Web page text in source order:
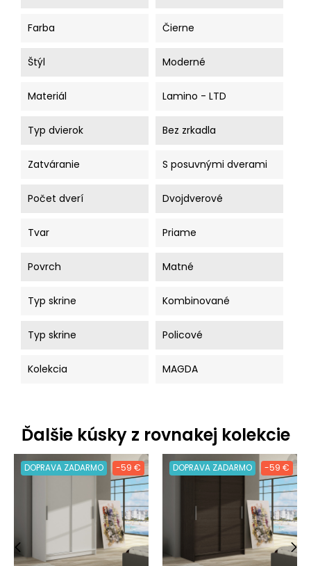
Farba Čierne
Štýl Moderné
Materiál Lamino - LTD
Typ dvierok Bez zrkadla
Zatváranie S posuvnými dverami
Počet dverí Dvojdverové
Tvar Priame
Povrch Matné
Typ skrine Kombinované
Typ skrine Policové
Kolekcia MAGDA
Ďalšie kúsky z rovnakej kolekcie
DOPRAVA ZADARMO -59 € DOPRAVA ZADARMO -59 €